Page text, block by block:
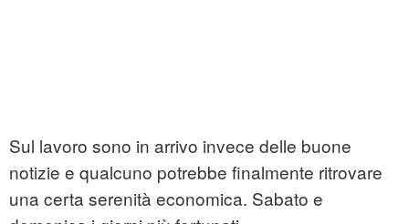
Sul lavoro sono in arrivo invece delle buone
notizie e qualcuno potrebbe finalmente ritrovare
una certa serenità economica. Sabato e